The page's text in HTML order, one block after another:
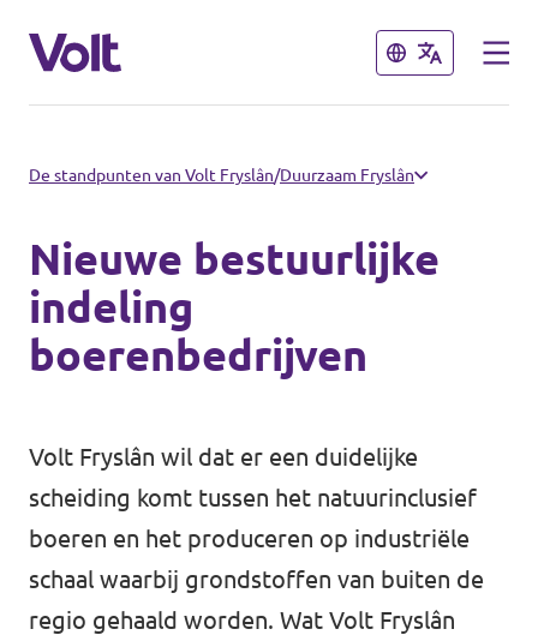
Sluiten
Kies een taal
Afdelingen dichtbij
Volt Groningen
Volt Drenthe
Volt Overijssel
Bekijk alle lokale Volt afdelingen
Sluiten
Standpunten
Over Volt
Nieuws
Agenda
De standpunten van Volt Fryslân/Duurzaam Fryslân
Nieuwe bestuurlijke
indeling
boerenbedrijven
Volt Fryslân wil dat er een duidelijke
scheiding komt tussen het natuurinclusief
boeren en het produceren op industriële
schaal waarbij grondstoffen van buiten de
regio gehaald worden. Wat Volt Fryslân